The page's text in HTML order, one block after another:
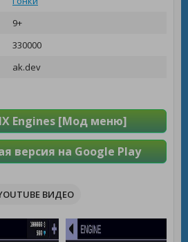
9+
330000
ak.dev
Engines [Мод меню]
версия на Google Play
ВИДЕО